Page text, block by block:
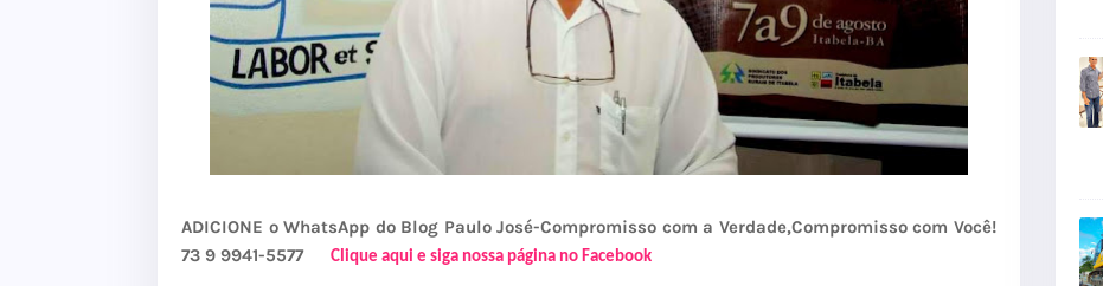
ADICIONE o WhatsApp do Blog Paulo José-Compromisso com a Verdade,Compromisso com Você!
73 9 9941-5577
Clique aqui e siga nossa página no Facebook